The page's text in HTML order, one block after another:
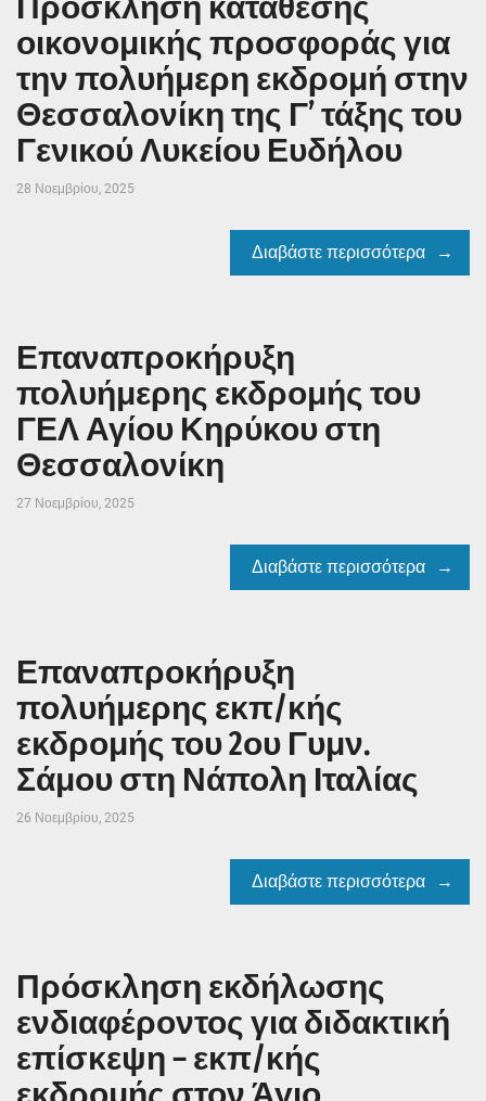
οικονομικής προσφοράς για
την πολυήμερη εκδρομή στην
Θεσσαλονίκη της Γ’ τάξης του
Γενικού Λυκείου Ευδήλου
28 Νοεμβρίου, 2025
Διαβάστε περισσότερα
Επαναπροκήρυξη
πολυήμερης εκδρομής του
ΓΕΛ Αγίου Κηρύκου στη
Θεσσαλονίκη
27 Νοεμβρίου, 2025
Διαβάστε περισσότερα
Επαναπροκήρυξη
πολυήμερης εκπ/κής
εκδρομής του 2ου Γυμν.
Σάμου στη Νάπολη Ιταλίας
26 Νοεμβρίου, 2025
Διαβάστε περισσότερα
Πρόσκληση εκδήλωσης
ενδιαφέροντος για διδακτική
επίσκεψη – εκπ/κής